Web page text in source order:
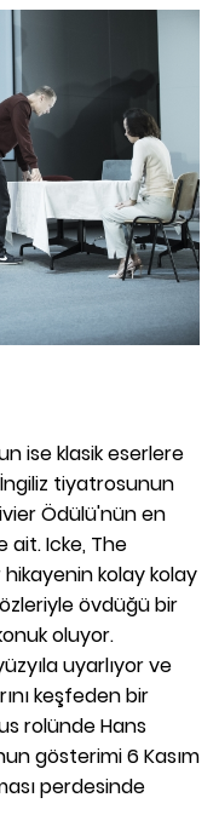
ise klasik eserlere
tiyatrosunun
Ödülü'nün en
ait. Icke, The
hikayenin kolay kolay
övdüğü bir
oluyor.
uyarlıyor ve
keşfeden bir
rolünde Hans
gösterimi 6 Kasım
perdesinde